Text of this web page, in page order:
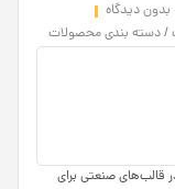
بدون دیدگاه
/دسته‌ بندی محصولات
صنعتی برای